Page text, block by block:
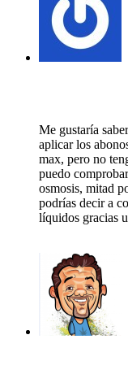
Me gustaría
aplicar los
max, pero no
puedo
osmosis, mitad
podrías decir a
líquidos gracias